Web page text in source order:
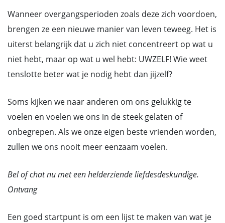
Wanneer overgangsperioden zoals deze zich voordoen,
brengen ze een nieuwe manier van leven teweeg. Het is
uiterst belangrijk dat u zich niet concentreert op wat u
niet hebt, maar op wat u wel hebt: UWZELF! Wie weet
tenslotte beter wat je nodig hebt dan jijzelf?
Soms kijken we naar anderen om ons gelukkig te
voelen en voelen we ons in de steek gelaten of
onbegrepen. Als we onze eigen beste vrienden worden,
zullen we ons nooit meer eenzaam voelen.
Bel of chat nu met een helderziende liefdesdeskundige.
Ontvang
Een goed startpunt is om een lijst te maken van wat je